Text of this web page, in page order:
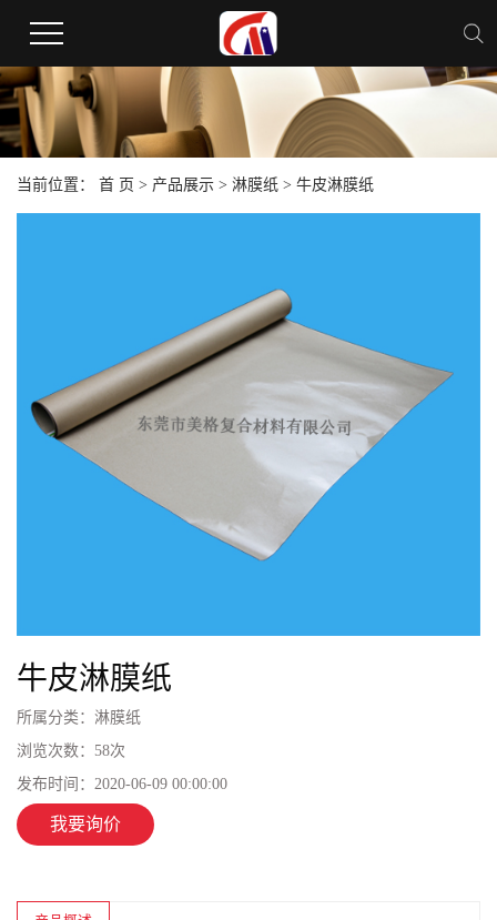
当前位置： 首 页 > 产品展示 > 淋膜纸 > 牛皮淋膜纸
牛皮淋膜纸
所属分类： 淋膜纸
浏览次数： 58次
发布时间： 2020-06-09 00:00:00
我要询价